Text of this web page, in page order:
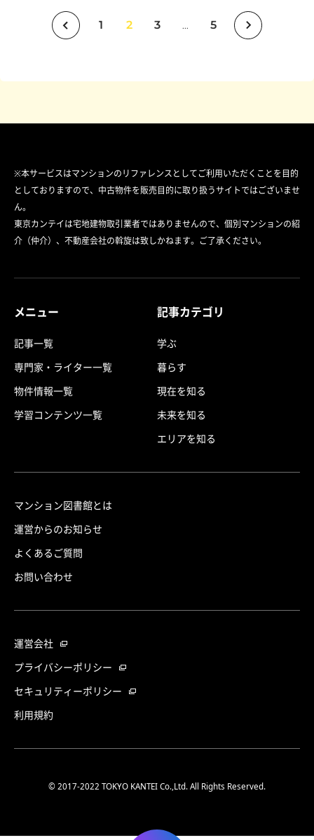
1 2 3 ... 5
※本サービスはマンションのリファレンスとしてご利用いただくことを目的
としておりますので、中古物件を販売目的に取り扱うサイトではございませ
ん。
東京カンテイは宅地建物取引業者ではありませんので、個別マンションの紹
介（仲介）、不動産会社の斡旋は致しかねます。ご了承ください。
メニュー
記事一覧
専門家・ライター一覧
物件情報一覧
学習コンテンツ一覧
記事カテゴリ
学ぶ
暮らす
現在を知る
未来を知る
エリアを知る
マンション図書館とは
運営からのお知らせ
よくあるご質問
お問い合わせ
運営会社
プライバシーポリシー
セキュリティーポリシー
利用規約
© 2017-2022 TOKYO KANTEI Co.,Ltd. All Rights Reserved.